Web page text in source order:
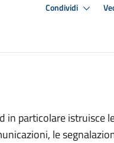
Condividi
in particolare istruisce
le